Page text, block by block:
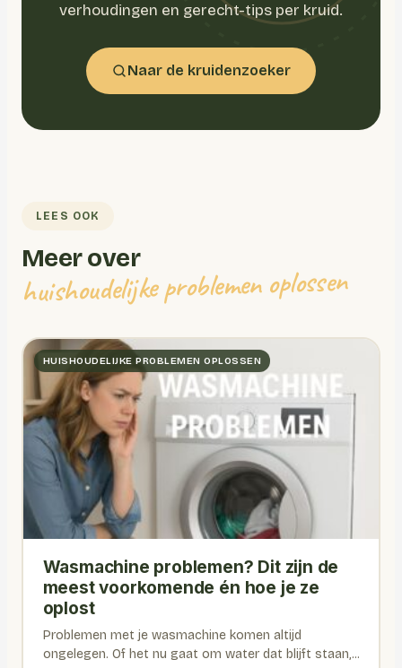
verhoudingen en gerecht-tips per kruid.
Naar de kruidenzoeker
LEES OOK
Meer over
huishoudelijke problemen oplossen
HUISHOUDELIJKE PROBLEMEN OPLOSSEN
Wasmachine problemen? Dit zijn de
meest voorkomende én hoe je ze
oplost
Problemen met je wasmachine komen altijd
ongelegen. Of het nu gaat om water dat blijft staan,...